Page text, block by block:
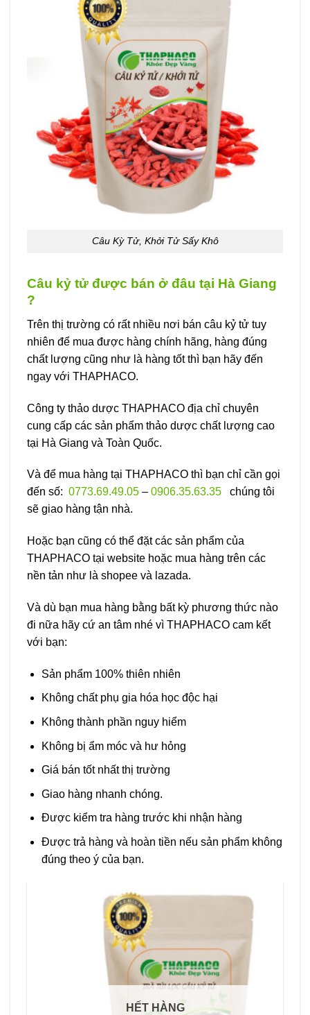
Câu Kỳ Tử, Khởi Tử Sấy Khô
Câu kỷ tử được bán ở đâu tại Hà Giang
?
Trên thị trường có rất nhiều nơi bán câu kỷ tử tuy
nhiên để mua được hàng chính hãng, hàng đúng
chất lượng cũng như là hàng tốt thì bạn hãy đến
ngay với THAPHACO.
Công ty thảo dược THAPHACO địa chỉ chuyên
cung cấp các sản phẩm thảo dược chất lượng cao
tại Hà Giang và Toàn Quốc.
Và để mua hàng tại THAPHACO thì bạn chỉ cần gọi
đến số: 0773.69.49.05 – 0906.35.63.35
chúng tôi
sẽ giao hàng tận nhà.
Hoặc bạn cũng có thể đặt các sản phẩm của
THAPHACO tại website hoặc mua hàng trên các
nền tản như là shopee và lazada.
Và dù bạn mua hàng bằng bất kỳ phương thức nào
đi nữa hãy cứ an tâm nhé vì THAPHACO cam kết
với bạn:
Sản phẩm 100% thiên nhiên
Không chất phụ gia hóa học độc hại
Không thành phần nguy hiểm
Không bị ẩm móc và hư hỏng
Giá bán tốt nhất thị trường
Giao hàng nhanh chóng.
Được kiểm tra hàng trước khi nhận hàng
Được trả hàng và hoàn tiền nếu sản phẩm không
đúng theo ý của bạn.
HẾT HÀNG